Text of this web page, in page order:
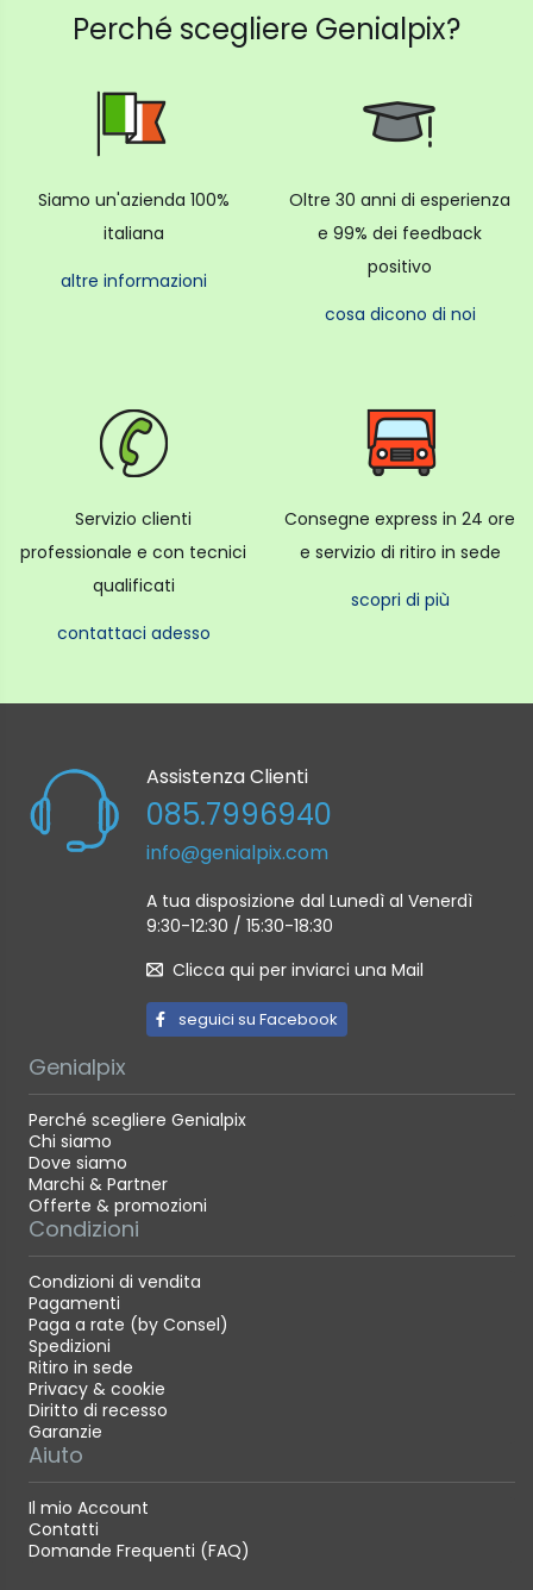
Perché scegliere Genialpix?
Siamo un'azienda 100%
italiana
altre informazioni
Oltre 30 anni di esperienza
e 99% dei feedback
positivo
cosa dicono di noi
Servizio clienti
professionale e con tecnici
qualificati
contattaci adesso
Consegne express in 24 ore
e servizio di ritiro in sede
scopri di più
Assistenza Clienti
085.7996940
info@genialpix.com
A tua disposizione dal Lunedì al Venerdì
9:30-12:30 / 15:30-18:30
Clicca qui per inviarci una Mail
seguici su Facebook
Genialpix
Perché scegliere Genialpix
Chi siamo
Dove siamo
Marchi & Partner
Offerte & promozioni
Condizioni
Condizioni di vendita
Pagamenti
Paga a rate (by Consel)
Spedizioni
Ritiro in sede
Privacy & cookie
Diritto di recesso
Garanzie
Aiuto
Il mio Account
Contatti
Domande Frequenti (FAQ)